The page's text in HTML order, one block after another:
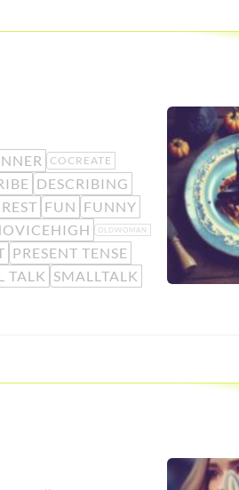
COCREATE
DESCRIBING
FUN FUNNY
OLDWOMAN
PRESENT TENSE
TALK SMALLTALK